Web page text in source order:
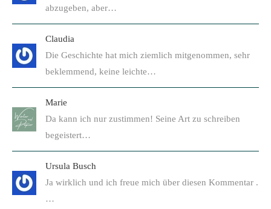
abzugeben, aber…
Claudia
Die Geschichte hat mich ziemlich mitgenommen, sehr
beklemmend, keine leichte…
Marie
Da kann ich nur zustimmen! Seine Art zu schreiben
begeistert…
Ursula Busch
Ja wirklich und ich freue mich über diesen Kommentar .
…